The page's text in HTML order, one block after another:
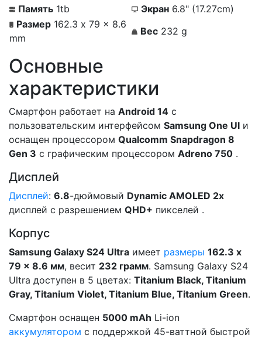
Память1tb Экран6.8" (17.27cm)
Размер 162.3 x 79 x 8.6
mm
Вес232 g
Основные
характеристики
Смартфон работает на Android 14 c
пользовательским интерфейсом Samsung One UI и
оснащен процессором Qualcomm Snapdragon 8
Gen 3 с графическим процессором Adreno 750 .
Дисплей
Дисплей: 6.8-дюймовый Dynamic AMOLED 2x
дисплей с разрешением QHD+ пикселей .
Корпус
Samsung Galaxy S24 Ultra имеет размеры 162.3 x
79 x 8.6 мм, весит 232 грамм. Samsung Galaxy S24
Ultra доступен в 5 цветах: Titanium Black, Titanium
Gray, Titanium Violet, Titanium Blue, Titanium Green.
Смартфон оснащен 5000 mAh Li-ion
аккумулятором с поддержкой 45-ваттной быстрой